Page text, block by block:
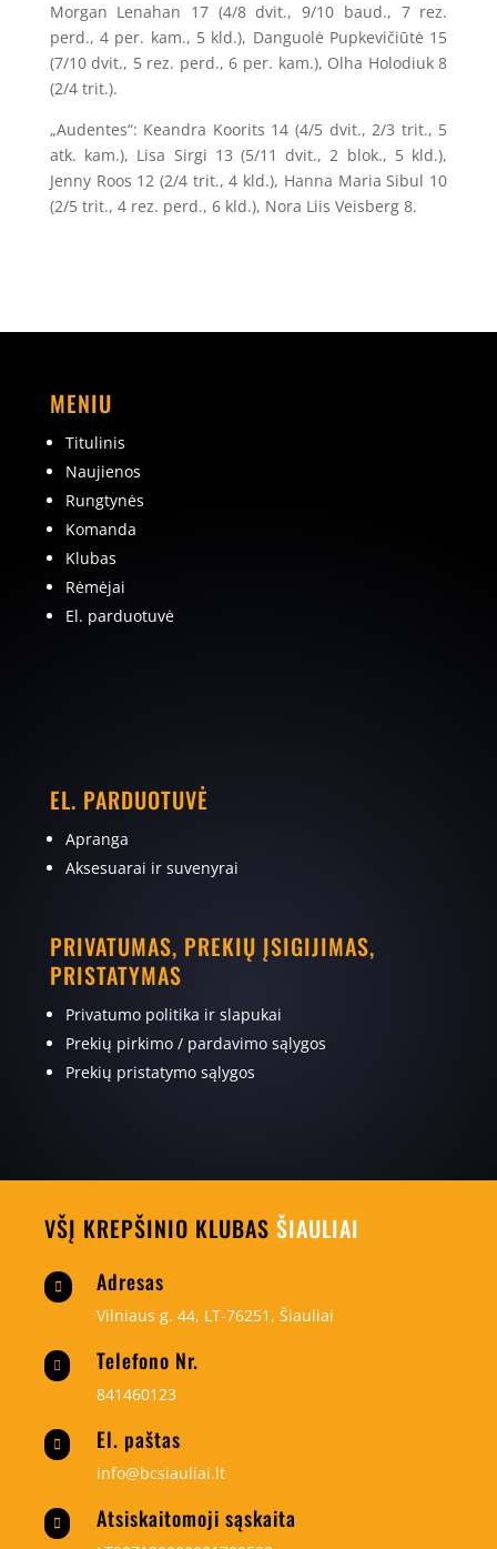
Morgan Lenahan 17 (4/8 dvit., 9/10 baud., 7 rez.
perd., 4 per. kam., 5 kld.), Danguolė Pupkevičiūtė 15
(7/10 dvit., 5 rez. perd., 6 per. kam.), Olha Holodiuk 8
(2/4 trit.).
„Audentes“: Keandra Koorits 14 (4/5 dvit., 2/3 trit., 5
atk. kam.), Lisa Sirgi 13 (5/11 dvit., 2 blok., 5 kld.),
Jenny Roos 12 (2/4 trit., 4 kld.), Hanna Maria Sibul 10
(2/5 trit., 4 rez. perd., 6 kld.), Nora Liis Veisberg 8.
MENIU
Titulinis
Naujienos
Rungtynės
Komanda
Klubas
Rėmėjai
El. parduotuvė
EL. PARDUOTUVĖ
Apranga
Aksesuarai ir suvenyrai
PRIVATUMAS, PREKIŲ ĮSIGIJIMAS,
PRISTATYMAS
Privatumo politika ir slapukai
Prekių pirkimo / pardavimo sąlygos
Prekių pristatymo sąlygos
VŠĮ KREPŠINIO KLUBAS ŠIAULIAI
 Adresas
Vilniaus g. 44, LT-76251, Šiauliai
 Telefono Nr.
841460123
 El. paštas
info@bcsiauliai.lt
 Atsiskaitomoji sąskaita